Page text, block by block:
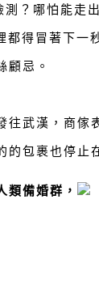
？ 哪怕能走
都得冒著下一
顧忌。
往武漢，商傢
的包裹也停止
類備婚群，